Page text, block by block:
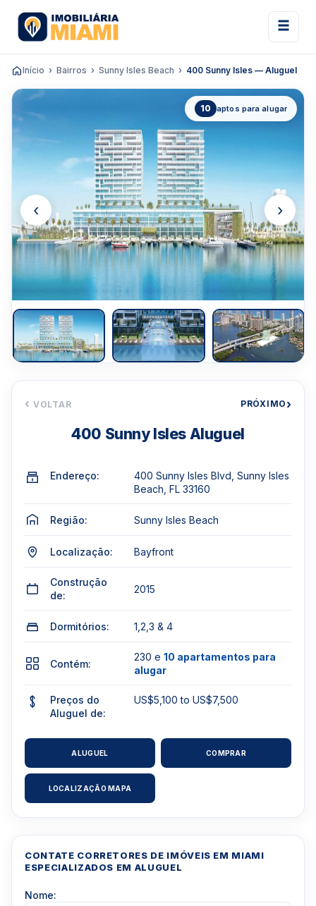
Início Bairros Sunny Isles Beach 400 Sunny Isles — Aluguel
10 aptos para alugar
‹ ›
‹ VOLTAR PRÓXIMO›
400 Sunny Isles Aluguel
Endereço:
400 Sunny Isles Blvd, Sunny Isles
Beach, FL 33160
Região: Sunny Isles Beach
Localização: Bayfront
Construção
de:
2015
Dormitórios: 1,2,3 & 4
Contém:
230 e 10 apartamentos para
alugar
Preços do
Aluguel de:
US$5,100 to US$7,500
ALUGUEL COMPRAR
LOCALIZAÇÃO MAPA
CONTATE CORRETORES DE IMÓVEIS EM MIAMI
ESPECIALIZADOS EM ALUGUEL
Nome: